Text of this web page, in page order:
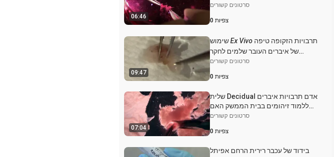
06:46
והדמית חיה תלת ממדית של פיתוח
סרטונים קשורים
0 צפיות
09:47
שימושEx Vivo
של איברים העובר שלמים לחקר
תהליכים התפתחותיים בעכבר
סרטונים קשורים
0 צפיות
07:04
שלית Decidual אדם תרבויות איברים
ללמוד זיהומים בבית הממשק האם
והעובר
סרטונים קשורים
0 צפיות
בידוד של עכבר רירית הרחם אפיתל